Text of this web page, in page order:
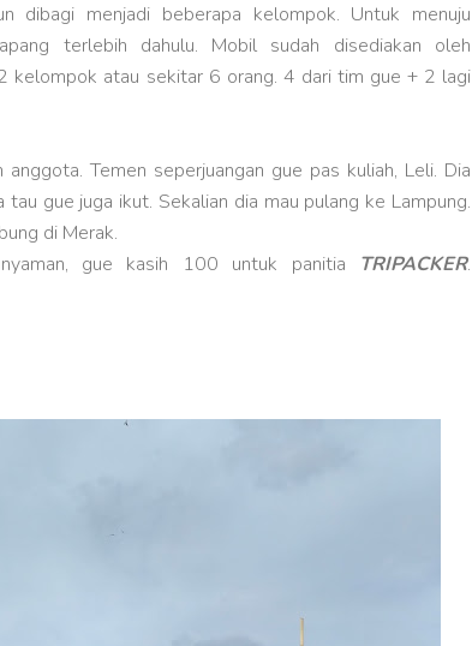
dibagi menjadi beberapa kelompok. Untuk menuju
terlebih dahulu. Mobil sudah disediakan oleh
kelompok atau sekitar 6 orang. 4 dari tim gue + 2 lagi
anggota. Temen seperjuangan gue pas kuliah, Leli. Dia
gue juga ikut. Sekalian dia mau pulang ke Lampung.
di Merak.
gue kasih 100 untuk panitia TRIPACKER.